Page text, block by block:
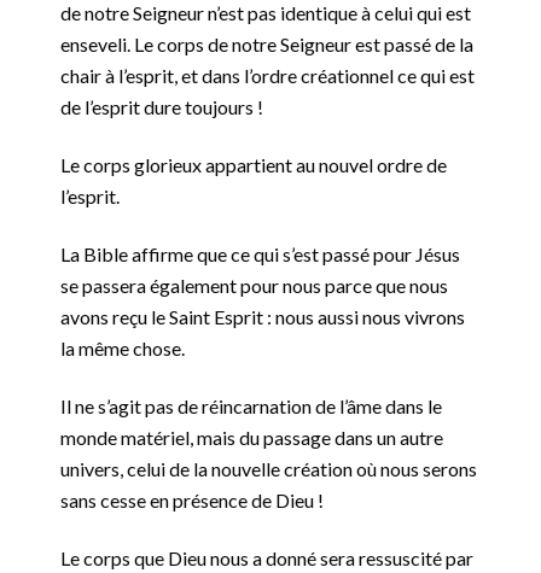
de notre Seigneur n’est pas identique à celui qui est
enseveli. Le corps de notre Seigneur est passé de la
chair à l’esprit, et dans l’ordre créationnel ce qui est
de l’esprit dure toujours !
Le corps glorieux appartient au nouvel ordre de
l’esprit.
La Bible affirme que ce qui s’est passé pour Jésus
se passera également pour nous parce que nous
avons reçu le Saint Esprit : nous aussi nous vivrons
la même chose.
Il ne s’agit pas de réincarnation de l’âme dans le
monde matériel, mais du passage dans un autre
univers, celui de la nouvelle création où nous serons
sans cesse en présence de Dieu !
Le corps que Dieu nous a donné sera ressuscité par